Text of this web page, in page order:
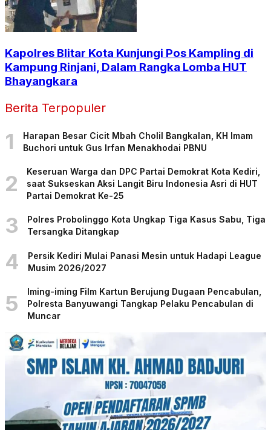
Kapolres Blitar Kota Kunjungi Pos Kampling di
Kampung Rinjani, Dalam Rangka Lomba HUT
Bhayangkara
Berita Terpopuler
1
Harapan Besar Cicit Mbah Cholil Bangkalan, KH Imam
Buchori untuk Gus Irfan Menakhodai PBNU
2
Keseruan Warga dan DPC Partai Demokrat Kota Kediri,
saat Sukseskan Aksi Langit Biru Indonesia Asri di HUT
Partai Demokrat Ke-25
3
Polres Probolinggo Kota Ungkap Tiga Kasus Sabu, Tiga
Tersangka Ditangkap
4
Persik Kediri Mulai Panasi Mesin untuk Hadapi League
Musim 2026/2027
5
Iming-iming Film Kartun Berujung Dugaan Pencabulan,
Polresta Banyuwangi Tangkap Pelaku Pencabulan di
Muncar